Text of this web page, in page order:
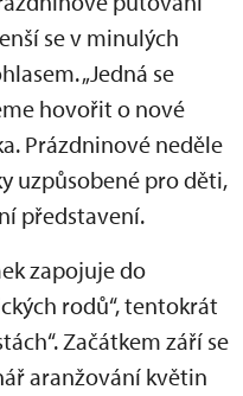
se v minulých
„Jedná se
hovořit o nové
Prázdninové neděle
uzpůsobené pro děti,
představení.
zapojuje do
rodů“, tentokrát
Začátkem září se
aranžování květin